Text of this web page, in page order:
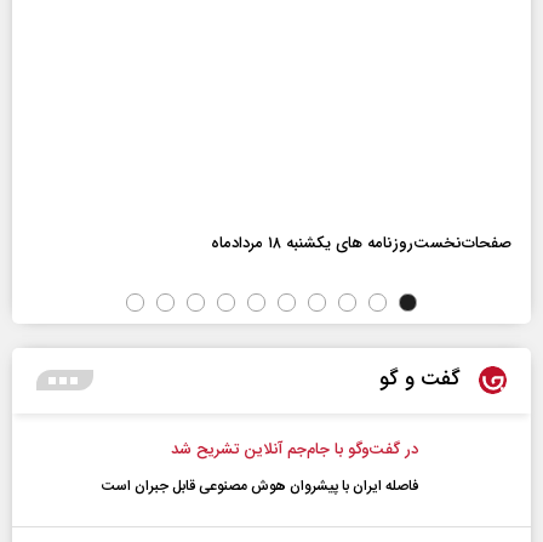
صفحات‌نخست‌روزنامه ها‌ی یکشنبه ۱۸ مردادماه
گفت و گو
در گفت‌و‌گو با جام‌جم آنلاین تشریح شد
فاصله ایران با پیشرو‌ان هوش مصنوعی قابل جبران است